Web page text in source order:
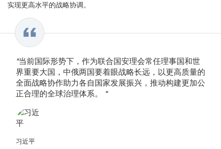
夫多基娅·科
观看全部
实现更高水平的战略协调。
"当前国际形势下，作为联合国安理会常任理事国和世
界重要大国，中俄两国要着眼战略长远，以更高质量的
全面战略协作助力各自国家发展振兴，推动构建更加公
正合理的全球治理体系。 "
习近平